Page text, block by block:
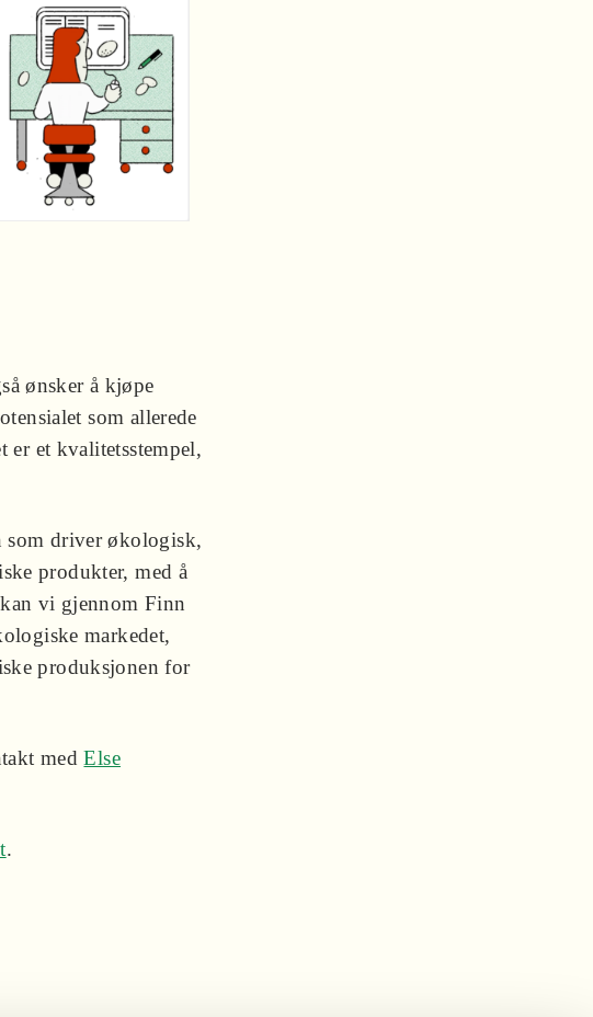
ønsker å kjøpe
som allerede
er et kvalitetsstempel,
som driver økologisk,
produkter, med å
vi gjennom Finn
markedet,
produksjonen for
medElse
.